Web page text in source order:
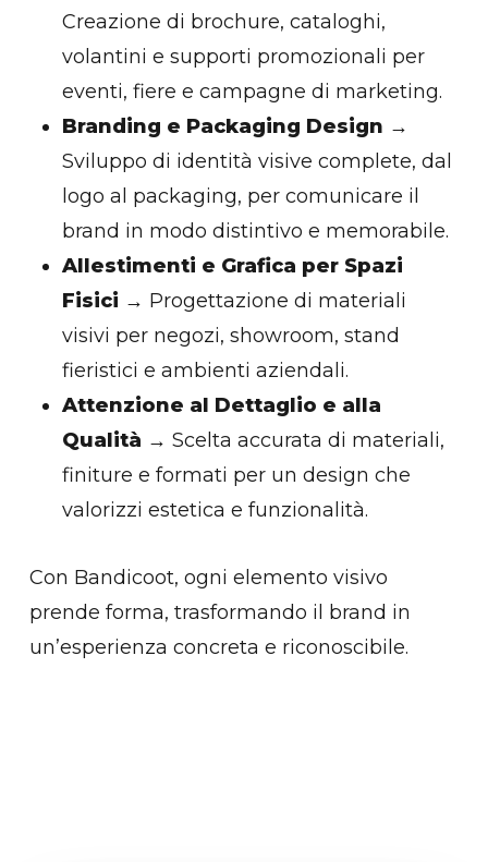
Creazione di brochure, cataloghi,
volantini e supporti promozionali per
eventi, fiere e campagne di marketing.
Branding e Packaging Design →
Sviluppo di identità visive complete, dal
logo al packaging, per comunicare il
brand in modo distintivo e memorabile.
Allestimenti e Grafica per Spazi
Fisici → Progettazione di materiali
visivi per negozi, showroom, stand
fieristici e ambienti aziendali.
Attenzione al Dettaglio e alla
Qualità → Scelta accurata di materiali,
finiture e formati per un design che
valorizzi estetica e funzionalità.
Con Bandicoot, ogni elemento visivo
prende forma, trasformando il brand in
un’esperienza concreta e riconoscibile.